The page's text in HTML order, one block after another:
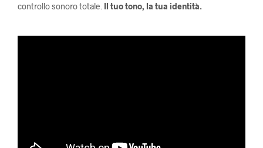
controllo sonoro totale. Il tuo tono, la tua identità.